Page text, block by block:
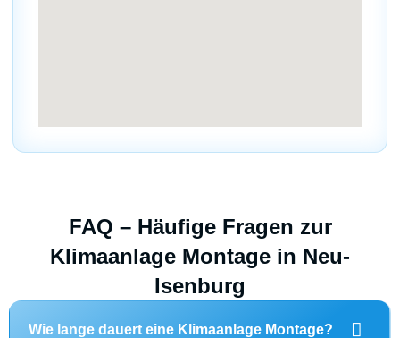
FAQ – Häufige Fragen zur
Klimaanlage Montage in Neu-
Isenburg
Wie lange dauert eine Klimaanlage Montage?